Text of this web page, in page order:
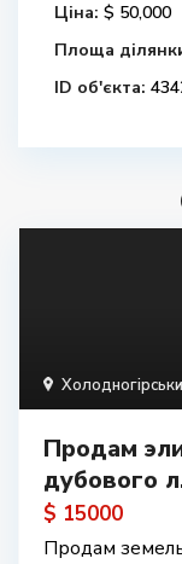
Ціна: $ 50,000
Площа
ID об'єкта:
Продам
дубового
$ 15000
Продам